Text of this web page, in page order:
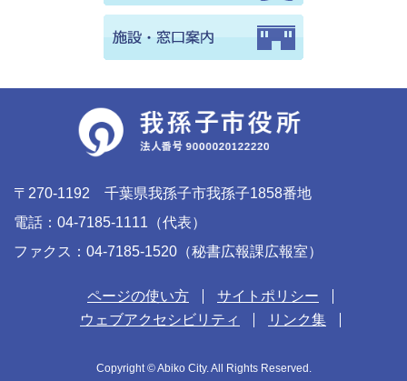
〒270-1192 千葉県我孫子市我孫子1858番地
電話：04-7185-1111（代表）
ファクス：04-7185-1520（秘書広報課広報室）
ページの使い方
サイトポリシー
ウェブアクセシビリティ
リンク集
Copyright © Abiko City. All Rights Reserved.